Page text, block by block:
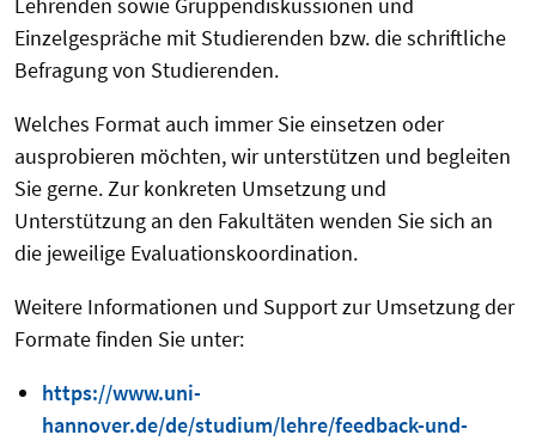
Lehrenden sowie Gruppendiskussionen und
Einzelgespräche mit Studierenden bzw. die schriftliche
Befragung von Studierenden.
Welches Format auch immer Sie einsetzen oder
ausprobieren möchten, wir unterstützen und begleiten
Sie gerne. Zur konkreten Umsetzung und
Unterstützung an den Fakultäten wenden Sie sich an
die jeweilige Evaluationskoordination.
Weitere Informationen und Support zur Umsetzung der
Formate finden Sie unter:
https://www.uni-
hannover.de/de/studium/lehre/feedback-und-